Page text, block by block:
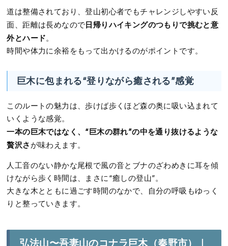
道は整備されており、登山初心者でもチャレンジしやすい反
面、距離は長めなので日帰りハイキングのつもりで挑むと意
外とハード。
時間や体力に余裕をもって出かけるのがポイントです。
巨木に包まれる“登りながら癒される”感覚
このルートの魅力は、歩けば歩くほど森の奥に吸い込まれて
いくような感覚。
一本の巨木ではなく、“巨木の群れ”の中を通り抜けるような
贅沢さ が味わえます。
人工音のない静かな尾根で風の音とブナのざわめきに耳を傾
けながら歩く時間は、まさに“癒しの登山”。
大きな木とともに過ごす時間のなかで、自分の呼吸もゆっく
りと整っていきます。
弘法山〜吾妻山のコナラ巨木（秦野市）｜